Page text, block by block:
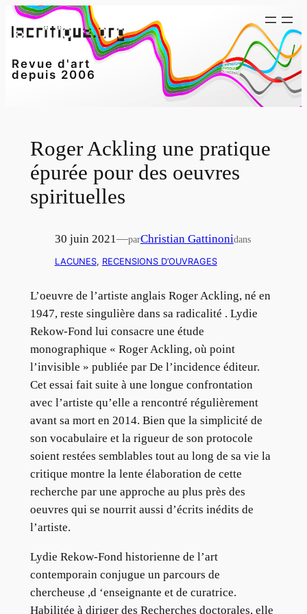
Aller
au
Revue d'art
depuis 2006
Roger Ackling une pratique
épurée pour des oeuvres
spirituelles
30 juin 2021—parChristian Gattinonidans
LACUNES, RECENSIONS D’OUVRAGES
L’oeuvre de l’artiste anglais Roger Ackling, né en
1947, reste singulière dans sa radicalité . Lydie
Rekow-Fond lui consacre une étude
monographique « Roger Ackling, où point
l’invisible » publiée par De l’incidence éditeur.
Cet essai fait suite à une longue confrontation
avec l’artiste qu’elle a rencontré régulièrement
avant sa mort en 2014. Bien que la simplicité de
son vocabulaire et la rigueur de son protocole
soient restées semblables tout au long de sa vie la
critique montre la lente élaboration de cette
recherche par une approche au plus près des
oeuvres qui se nourrit aussi d’écrits inédits de
l’artiste.
Lydie Rekow-Fond historienne de l’art
contemporain conjugue un parcours de
chercheuse ,d ‘enseignante et de curatrice.
Habilitée à diriger des Recherches doctorales, elle